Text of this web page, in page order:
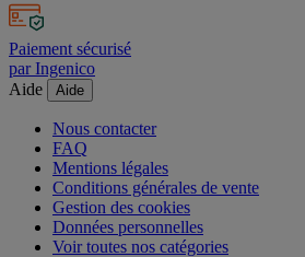
Paiement sécurisé
par Ingenico
Aide
Aide
Nous contacter
FAQ
Mentions légales
Conditions générales de vente
Gestion des cookies
Données personnelles
Voir toutes nos catégories